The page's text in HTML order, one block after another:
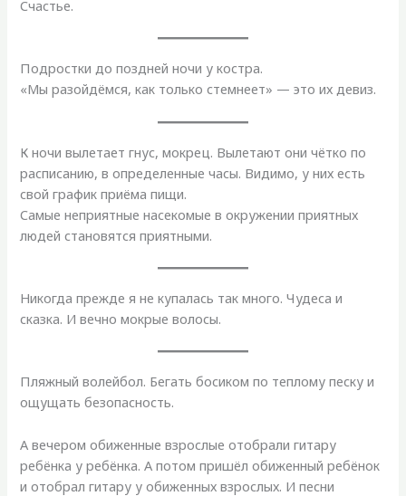
Счастье.
Подростки до поздней ночи у костра.
«Мы разойдёмся, как только стемнеет» — это их девиз.
К ночи вылетает гнус, мокрец. Вылетают они чётко по
расписанию, в определенные часы. Видимо, у них есть
свой график приёма пищи.
Самые неприятные насекомые в окружении приятных
людей становятся приятными.
Никогда прежде я не купалась так много. Чудеса и
сказка. И вечно мокрые волосы.
Пляжный волейбол. Бегать босиком по теплому песку и
ощущать безопасность.
А вечером обиженные взрослые отобрали гитару
ребёнка у ребёнка. А потом пришёл обиженный ребёнок
и отобрал гитару у обиженных взрослых. И песни